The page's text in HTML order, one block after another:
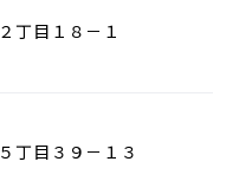
目１８－１
丁目３９－１３